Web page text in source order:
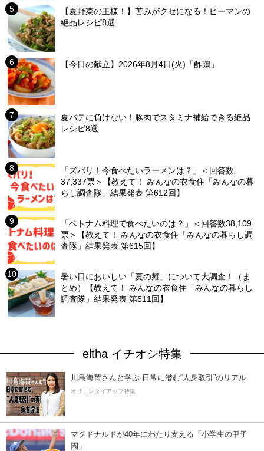
【夏野菜の王様！】苦みがクセになる！ピーマンの
絶品レシピ8選
【今日の献立】2026年8月4日(火)「酢鶏」
夏バテに負けない！豚肉でスタミナ補給できる絶品
レシピ8選
「ズバリ！今食べたいラーメンは？」＜回答数
37,337票＞【教えて！ みんなの衣食住「みんなの暮
らし調査隊」結果発表 第612回】
「ベトナム料理で食べたいのは？」＜回答数38,109
票＞【教えて！ みんなの衣食住「みんなの暮らし調
査隊」結果発表 第615回】
暑い日においしい「夏の麺」について大調査！（ま
とめ）【教えて！ みんなの衣食住「みんなの暮らし
調査隊」結果発表 第611回】
eltha イチオシ特集
川島海荷さんと学ぶ 日常に潜む“人身取引”のリアル
オリコンタイアップ特集
マクドナルドが40年にわたり支える「小学生の甲子
園」